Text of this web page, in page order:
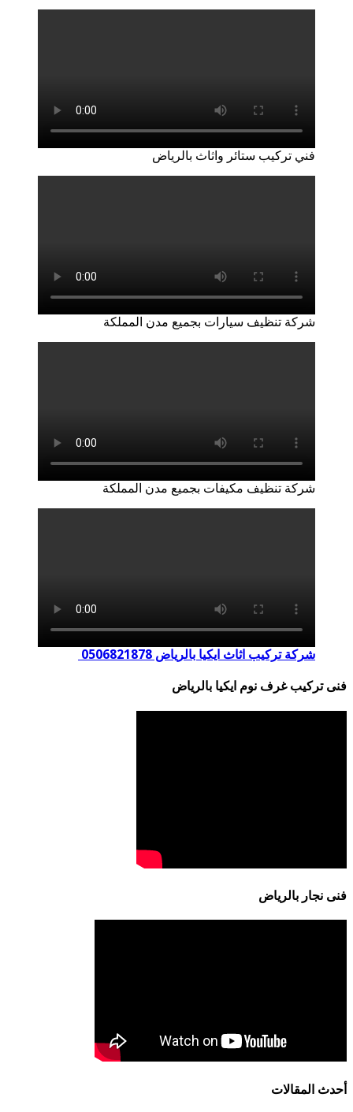
فني تركيب ستائر واثاث بالرياض
شركة تنظيف سيارات بجميع مدن المملكة
شركة تنظيف مكيفات بجميع مدن المملكة
شركة تركيب اثاث ايكيا بالرياض 0506821878
فنى تركيب غرف نوم ايكيا بالرياض
فنى نجار بالرياض
أحدث المقالات